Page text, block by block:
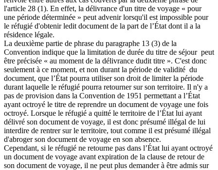
l'article 28 (1). En effet, la délivrance d'un titre de voyage « pour
une période déterminée » peut advenir lorsqu'il est impossible pour
le réfugié d'obtenir ledit document de la part de l’État dont il a la
résidence légale.
La deuxième partie de phrase du paragraphe 13 (3) de la
Convention indique que la limitation de durée du titre de séjour peut
être précisée « au moment de la délivrance dudit titre ». C'est donc
seulement à ce moment, et non durant la période de validité du
document, que l’État pourra utiliser son droit de limiter la période
durant laquelle le réfugié pourra retourner sur son territoire. Il n'y a
pas de provision dans la Convention de 1951 permettant a l’État
ayant octroyé le titre de reprendre un document de voyage une fois
octroyé. Lorsque le réfugié a quitté le territoire de l’État lui ayant
délivré son document de voyage, il est donc présumé illégal de lui
interdire de rentrer sur le territoire, tout comme il est présumé illégal
d'abroger son document de voyage en son absence.
Cependant, si le réfugié ne retourne pas dans l’État lui ayant octroyé
un document de voyage avant expiration de la clause de retour de
son document de voyage, il ne peut plus demander à être admis sur